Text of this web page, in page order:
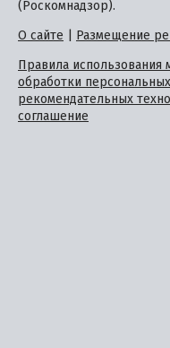
(Роскомнадзор).
О сайте
Размещение
Правила использования
обработки
рекомендательных
соглашение